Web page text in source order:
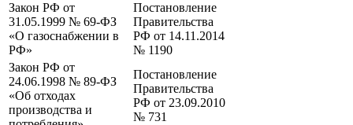
Закон РФ от
31.05.1999 № 69-ФЗ
«О газоснабжении в
РФ»
Постановление
Правительства
РФ от 14.11.2014
№ 1190
Закон РФ от
24.06.1998 № 89-ФЗ
«Об отходах
производства и
Постановление
Правительства
РФ от 23.09.2010
№ 731